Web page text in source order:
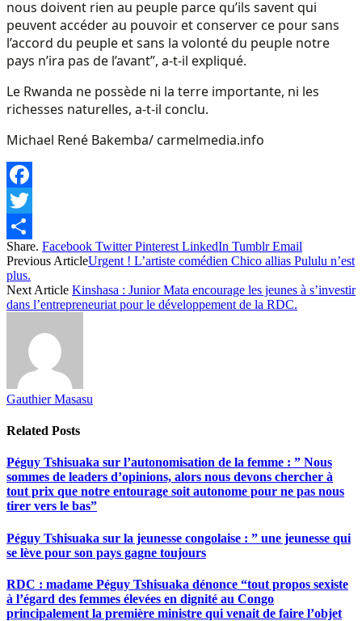
nous doivent rien au peuple parce qu’ils savent qui
peuvent accéder au pouvoir et conserver ce pour sans
l’accord du peuple et sans la volonté du peuple notre
pays n’ira pas de l’avant”, a-t-il expliqué.
Le Rwanda ne possède ni la terre importante, ni les
richesses naturelles, a-t-il conclu.
Michael René Bakemba/ carmelmedia.info
Facebook
Twitter
Share
Share. Facebook Twitter Pinterest LinkedIn Tumblr Email
Previous ArticleUrgent ! L’artiste comédien Chico allias Pululu n’est
plus.
Next Article Kinshasa : Junior Mata encourage les jeunes à s’investir
dans l’entrepreneuriat pour le développement de la RDC.
Gauthier Masasu
Related Posts
Péguy Tshisuaka sur l’autonomisation de la femme : ” Nous
sommes de leaders d’opinions, alors nous devons chercher à
tout prix que notre entourage soit autonome pour ne pas nous
tirer vers le bas”
Péguy Tshisuaka sur la jeunesse congolaise : ” une jeunesse qui
se lève pour son pays gagne toujours
RDC : madame Péguy Tshisuaka dénonce “tout propos sexiste
à l’égard des femmes élevées en dignité au Congo
principalement la première ministre qui venait de faire l’objet